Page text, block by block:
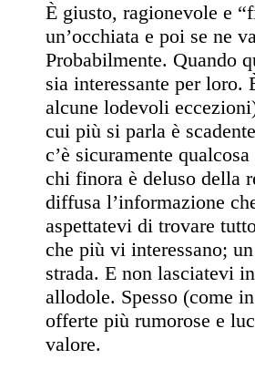
È giusto, ragionevole e
un’occhiata e poi se ne
Probabilmente. Quando
sia interessante per loro.
alcune lodevoli
cui più si parla è
c’è sicuramente
chi finora è deluso della
diffusa l’informazione
aspettatevi di trovare
che più vi interessano;
strada. E non lasciatevi
allodole. Spesso (come
offerte più rumorose e
valore.